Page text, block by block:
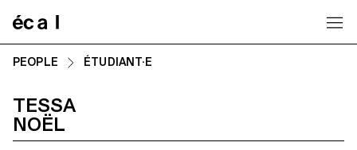
PEOPLE ÉTUDIANT·E
TESSA
NOËL